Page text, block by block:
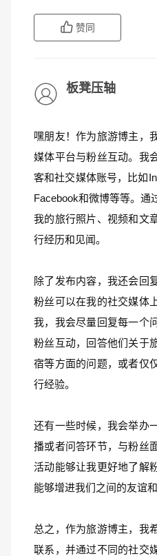
赞同
板凳压轴
嘿朋友！作为旅游博主，
媒体平台与粉丝互动。我
客和社交媒体账号，比如
Facebook和微博等等。通
我的旅行照片、视频和文
行经历和见闻。
除了发布内容，我还会回
粉丝可以在我的社交媒体
我，我会尽量回复每一个
粉丝互动，回答他们关于
宿等方面的问题，或者仅
行经验。
还有一些时候，我会举办
播或者问答环节，与粉丝
活动能够让我更好地了解
能够增进我们之间的友谊和
总之，作为旅游博主，我
联系，并通过不同的社交